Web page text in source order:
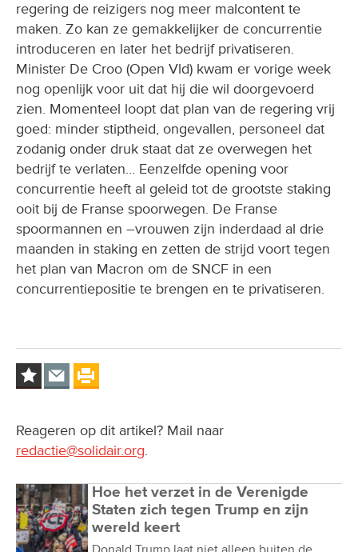
regering de reizigers nog meer malcontent te
maken. Zo kan ze gemakkelijker de concurrentie
introduceren en later het bedrijf privatiseren.
Minister De Croo (Open Vld) kwam er vorige week
nog openlijk voor uit dat hij die wil doorgevoerd
zien. Momenteel loopt dat plan van de regering vrij
goed: minder stiptheid, ongevallen, personeel dat
zodanig onder druk staat dat ze overwegen het
bedrijf te verlaten... Eenzelfde opening voor
concurrentie heeft al geleid tot de grootste staking
ooit bij de Franse spoorwegen. De Franse
spoormannen en –vrouwen zijn inderdaad al drie
maanden in staking en zetten de strijd voort tegen
het plan van Macron om de SNCF in een
concurrentiepositie te brengen en te privatiseren.
Reageren op dit artikel? Mail naar
redactie@solidair.org.
Hoe het verzet in de Verenigde
Staten zich tegen Trump en zijn
wereld keert